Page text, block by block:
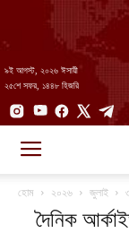
৯ই আগস্ট, ২০২৬ ঈসায়ী
২৫শে সফর, ১৪৪৮ হিজরি
হোম ২০২৬ জুলাই
দৈনিক